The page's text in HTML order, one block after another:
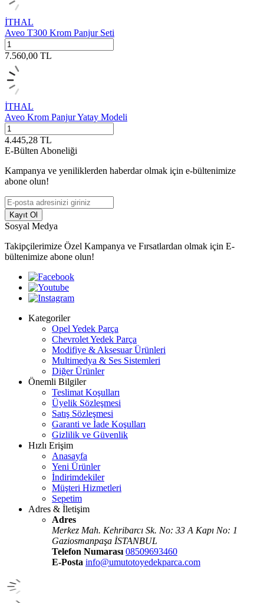
İTHAL
Aveo T300 Krom Panjur Seti
7.560,00 TL
İTHAL
Aveo Krom Panjur Yatay Modeli
4.445,28 TL
E-Bülten Aboneliği
Kampanya ve yeniliklerden haberdar olmak için e-bültenimize
abone olun!
Kayıt Ol
Sosyal Medya
Takipçilerimize Özel Kampanya ve Fırsatlardan olmak için E-
bültenimize abone olun!
Kategoriler
Opel Yedek Parça
Chevrolet Yedek Parça
Modifiye & Aksesuar Ürünleri
Multimedya & Ses Sistemleri
Diğer Ürünler
Önemli Bilgiler
Teslimat Koşulları
Üyelik Sözleşmesi
Satış Sözleşmesi
Garanti ve İade Koşulları
Gizlilik ve Güvenlik
Hızlı Erişim
Anasayfa
Yeni Ürünler
İndirimdekiler
Müşteri Hizmetleri
Sepetim
Adres & İletişim
Adres
Merkez Mah. Kehribarcı Sk. No: 33 A Kapı No: 1
Gaziosmanpaşa İSTANBUL
Telefon Numarası 08509693460
E-Posta info@umutotoyedekparca.com